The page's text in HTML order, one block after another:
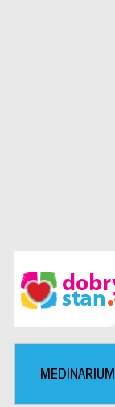
MEDINARIUM